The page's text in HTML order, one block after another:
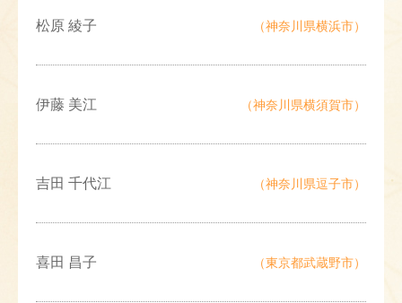
松原 綾子 （神奈川県横浜市）
伊藤 美江 （神奈川県横須賀市）
吉田 千代江 （神奈川県逗子市）
喜田 昌子 （東京都武蔵野市）